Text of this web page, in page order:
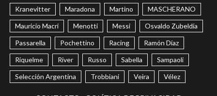
Kranevitter Maradona Martino MASCHERANO
Mauricio Macri Menotti Messi Osvaldo Zubeldía
Passarella Pochettino Racing Ramón Díaz
Riquelme River Russo Sabella Sampaoli
Selección Argentina Trobbiani Veira Vélez